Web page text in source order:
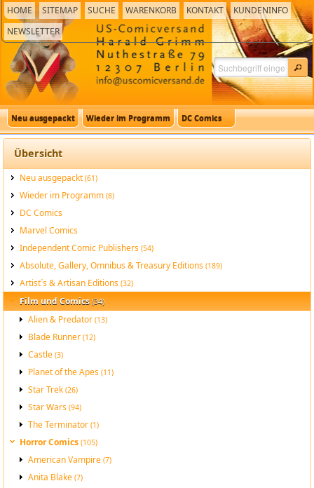
HOME SITEMAP SUCHE WARENKORB KONTAKT
KUNDENINFO
NEWSLETTER
Neu ausgepackt Wieder im Programm DC Comics
Übersicht
Neu ausgepackt(61)
Wieder im Programm(8)
DC Comics
Marvel Comics
Independent Comic Publishers(54)
Absolute, Gallery, Omnibus & Treasury Editions(189)
Artist´s & Artisan Editions(32)
Film und Comics(34)
Alien & Predator(13)
Blade Runner(12)
Castle(3)
Planet of the Apes(11)
Star Trek(26)
Star Wars(94)
The Terminator(1)
Horror Comics(105)
American Vampire(7)
Anita Blake(7)